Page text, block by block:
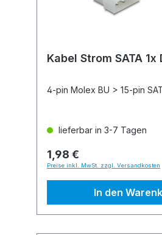
Kabel Strom SATA 1x
4-pin Molex BU > 15-pin
lieferbar in 3-7 Tagen
1,98 €
Preise inkl. MwSt. zzgl. Versandkosten
In den